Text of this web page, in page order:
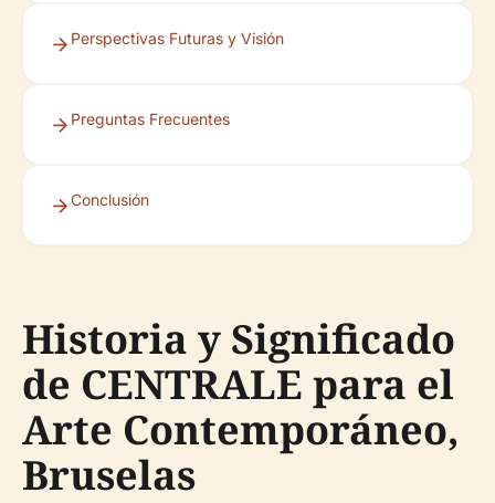
Perspectivas Futuras y Visión
Preguntas Frecuentes
Conclusión
Historia y Significado
de CENTRALE para el
Arte Contemporáneo,
Bruselas